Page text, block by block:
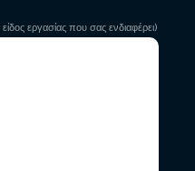
εργασίας που σας ενδιαφέρει)